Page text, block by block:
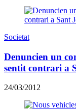
Societat
Denuncien un
sentit contrari a
24/03/2012